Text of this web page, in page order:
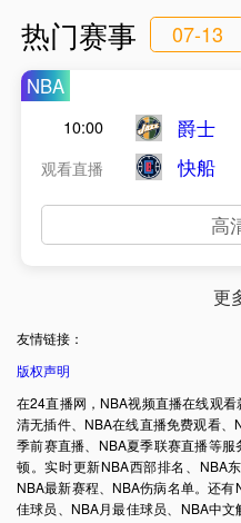
热门赛事 07-13
NBA
10:00
观看直播
爵士
快船
高
更
友情链接：
版权声明
在24直播网，NBA视频直播在线观
清无插件、NBA在线直播免费观看
季前赛直播、NBA夏季联赛直播等
顿。实时更新NBA西部排名、NBA
NBA最新赛程、NBA伤病名单。还
佳球员、NBA月最佳球员、NBA中